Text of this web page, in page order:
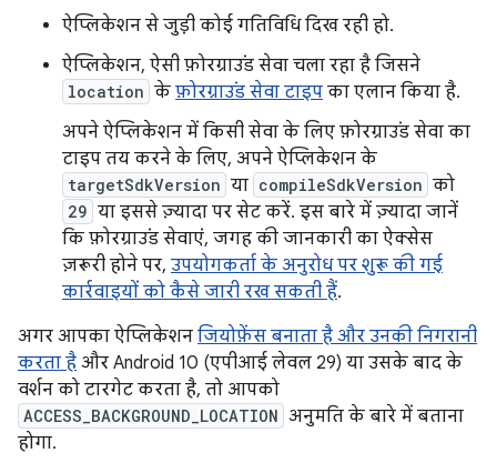
ऐप्लिकेशन से जुड़ी कोई गतिविधि दिख रही हो.
ऐप्लिकेशन, ऐसी फ़ोरग्राउंड सेवा चला रहा है जिसने
location के फ़ोरग्राउंड सेवा टाइप का एलान किया है.
अपने ऐप्लिकेशन में किसी सेवा के लिए फ़ोरग्राउंड सेवा का
टाइप तय करने के लिए, अपने ऐप्लिकेशन के
targetSdkVersion या compileSdkVersion को
29 या इससे ज़्यादा पर सेट करें. इस बारे में ज़्यादा जानें
कि फ़ोरग्राउंड सेवाएं, जगह की जानकारी का ऐक्सेस
ज़रूरी होने पर, उपयोगकर्ता के अनुरोध पर शुरू की गई
कार्रवाइयों को कैसे जारी रख सकती हैं.
अगर आपका ऐप्लिकेशन जियोफ़ेंस बनाता है और उनकी निगरानी
करता है और Android 10 (एपीआई लेवल 29) या उसके बाद के
वर्शन को टारगेट करता है, तो आपको
ACCESS_BACKGROUND_LOCATION अनुमति के बारे में बताना
होगा.